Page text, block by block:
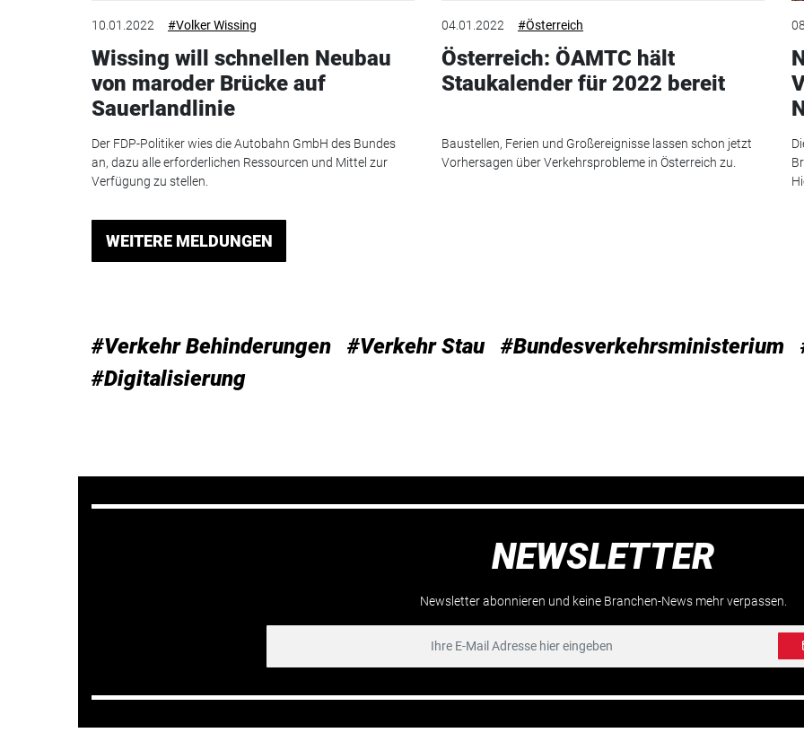
10.01.2022 #Volker Wissing
Wissing will schnellen Neubau
von maroder Brücke auf
Sauerlandlinie
Der FDP-Politiker wies die Autobahn GmbH des Bundes
an, dazu alle erforderlichen Ressourcen und Mittel zur
Verfügung zu stellen.
04.01.2022 #Österreich
Österreich: ÖAMTC hält
Staukalender für 2022 bereit
Baustellen, Ferien und Großereignisse lassen schon jetzt
Vorhersagen über Verkehrsprobleme in Österreich zu.
WEITERE MELDUNGEN
#Verkehr Behinderungen #Verkehr Stau #Bundesverkehrsministerium
#Digitalisierung
NEWSLETTER
Newsletter abonnieren und keine Branchen-News mehr verpassen.